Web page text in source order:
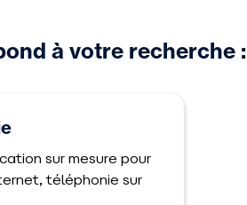
à votre recherche :
sur mesure pour
téléphonie sur